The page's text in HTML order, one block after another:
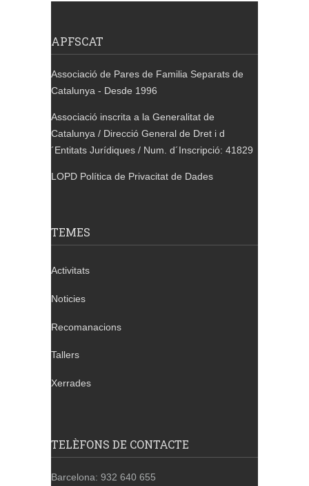
APFSCAT
Associació de Pares de Familia Separats de
Catalunya - Desde 1996
Associació inscrita a la Generalitat de
Catalunya / Direcció General de Dret i d
´Entitats Jurídiques / Num. d´Inscripció: 41829
LOPD Política de Privacitat de Dades
TEMES
Activitats
Noticies
Recomanacions
Tallers
Xerrades
TELÈFONS DE CONTACTE
Barcelona: 932 640 655